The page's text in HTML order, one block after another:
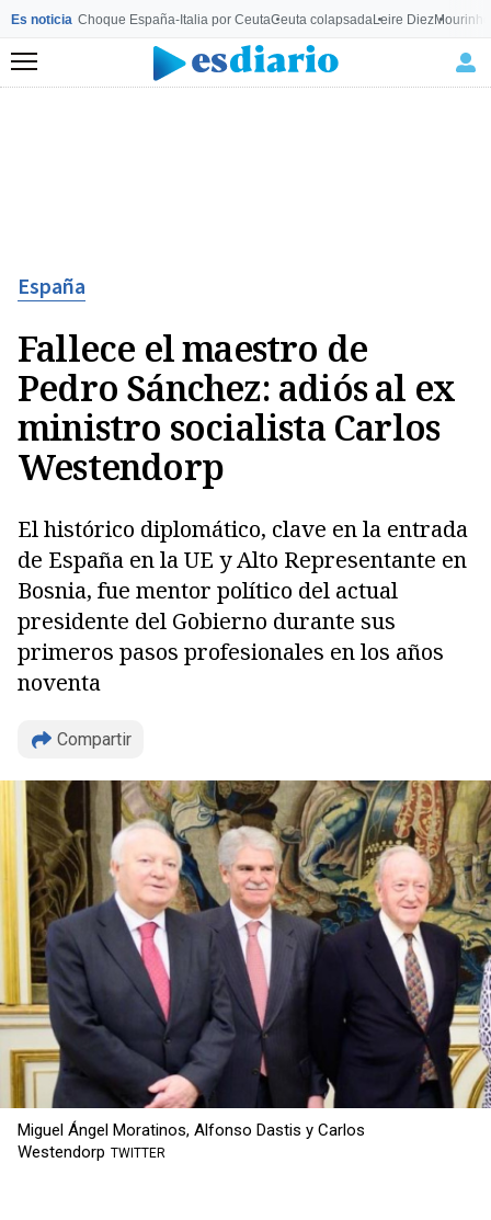
Es noticia Choque España-Italia por CeutaCeuta colapsadaLeire Diez
Menú
España
Fallece el maestro de
Pedro Sánchez: adiós al ex
ministro socialista Carlos
Westendorp
El histórico diplomático, clave en la entrada
de España en la UE y Alto Representante en
Bosnia, fue mentor político del actual
presidente del Gobierno durante sus
primeros pasos profesionales en los años
noventa
Compartir
Copiar
Miguel Ángel Moratinos, Alfonso Dastis y Carlos
Westendorp TWITTER